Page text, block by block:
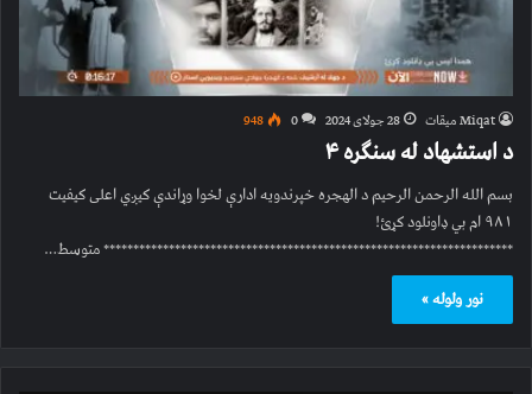
Miqat میقات 28 جولای 2024 0
948
د استشهاد له سنګره ۴
بسم الله الرحمن الرحیم د الهجره خپرندویه ادارې لخوا وړاندې کیږي اعلی کیفیت
۹۸۱ ام بي ډاونلود کړئ!
********************************************************************* متوسط…
نور ولوله »